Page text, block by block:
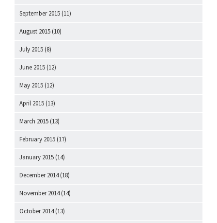
September 2015 (11)
August 2015 (10)
July 2015 (8)
June 2015 (12)
May 2015 (12)
April 2015 (13)
March 2015 (13)
February 2015 (17)
January 2015 (14)
December 2014(18)
November 2014(14)
October 2014(13)